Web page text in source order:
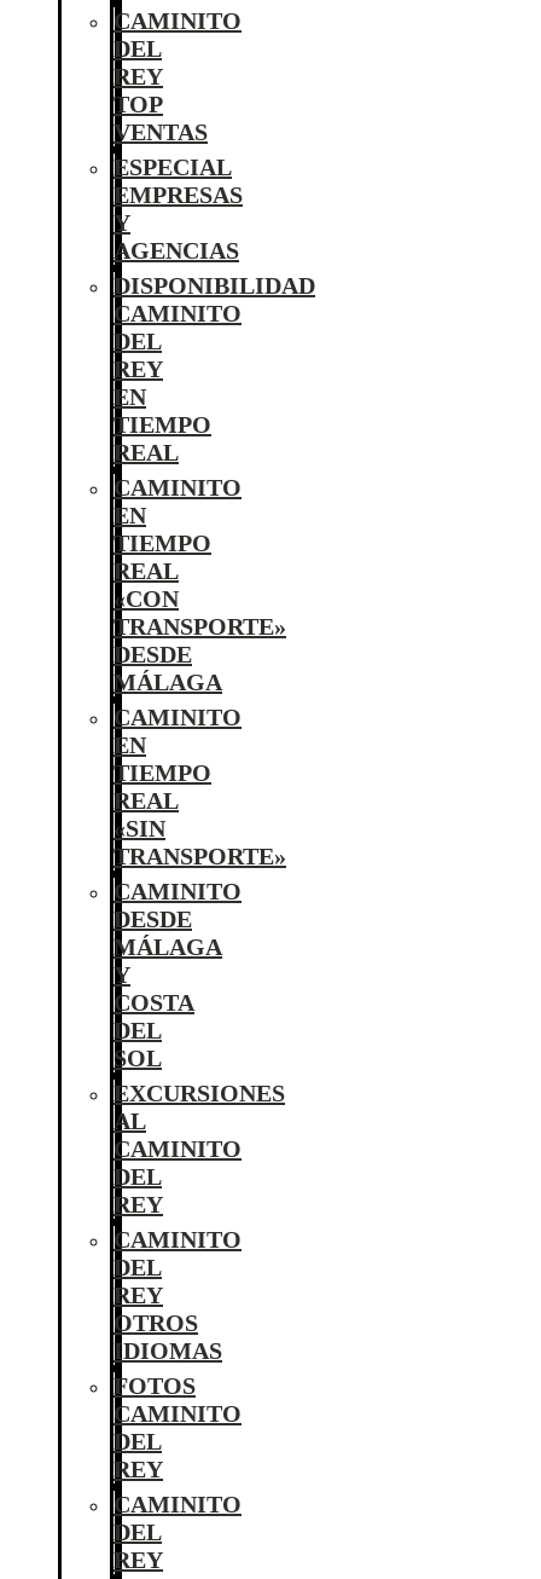
CAMINITO
DEL
REY
TOP
VENTAS
ESPECIAL
EMPRESAS
Y
AGENCIAS
DISPONIBILIDAD
CAMINITO
DEL
REY
EN
TIEMPO
REAL
CAMINITO
EN
TIEMPO
REAL
«CON
TRANSPORTE»
DESDE
MÁLAGA
CAMINITO
EN
TIEMPO
REAL
«SIN
TRANSPORTE»
CAMINITO
DESDE
MÁLAGA
Y
COSTA
DEL
SOL
EXCURSIONES
AL
CAMINITO
DEL
REY
CAMINITO
DEL
REY
OTROS
IDIOMAS
FOTOS
CAMINITO
DEL
REY
CAMINITO
DEL
REY